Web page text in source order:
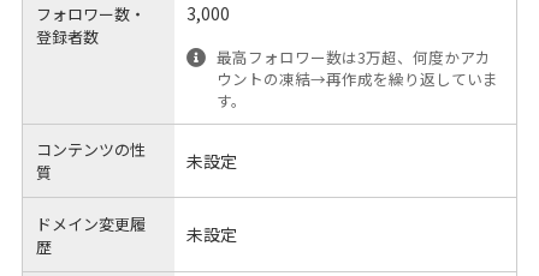
フォロワー数・
登録者数
3,000
最高フォロワー数は3万超、何度かアカ
ウントの凍結→再作成を繰り返していま
す。
コンテンツの性
質
未設定
ドメイン変更履
歴
未設定